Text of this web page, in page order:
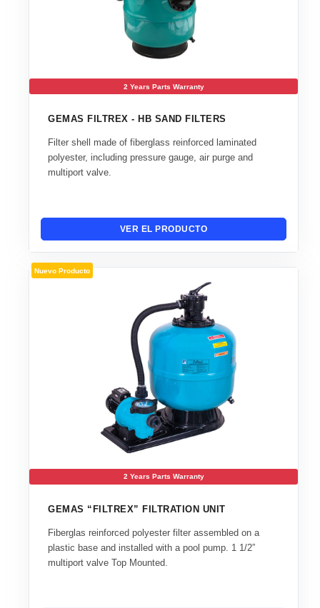
2 Years Parts Warranty
GEMAS FILTREX - HB SAND FILTERS
Filter shell made of fiberglass reinforced laminated
polyester, including pressure gauge, air purge and
multiport valve.
VER EL PRODUCTO
Nuevo Producto
2 Years Parts Warranty
GEMAS “FILTREX” FILTRATION UNIT
Fiberglas reinforced polyester filter assembled on a
plastic base and installed with a pool pump. 1 1/2”
multiport valve Top Mounted.